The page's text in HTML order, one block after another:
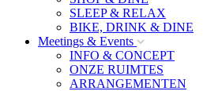
SLEEP & RELAX
BIKE, DRINK & DINE
Meetings & Events
INFO & CONCEPT
ONZE RUIMTES
ARRANGEMENTEN